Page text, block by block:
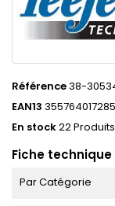
Référence38-
EAN13
En stock22 Produits
Fiche technique
Par Catégorie